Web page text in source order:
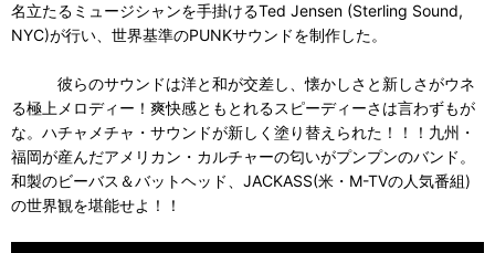
名立たるミュージシャンを手掛けるTed Jensen (Sterling Sound,
NYC)が行い、世界基準のPUNKサウンドを制作した。
彼らのサウンドは洋と和が交差し、懐かしさと新しさがウネ
る極上メロディー！爽快感ともとれるスピーディーさは言わずもが
な。ハチャメチャ・サウンドが新しく塗り替えられた！！！九州・
福岡が産んだアメリカン・カルチャーの匂いがプンプンのバンド。
和製のビーバス＆バットヘッド、JACKASS(米・M-TVの人気番組)
の世界観を堪能せよ！！